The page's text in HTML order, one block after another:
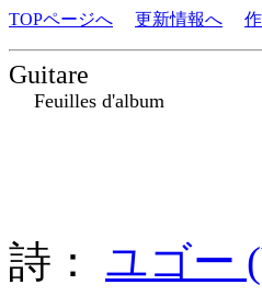
TOPページへ 更新情報へ
Guitare
Feuilles d'album
詩： ユゴー